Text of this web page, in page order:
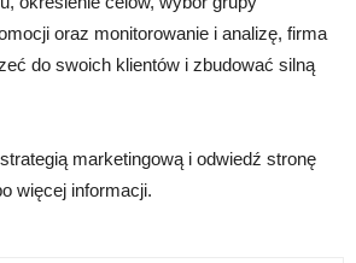
oraz monitorowanie i analizę, firma
do swoich klientów i zbudować silną
marketingową i odwiedź stronę
więcej informacji.